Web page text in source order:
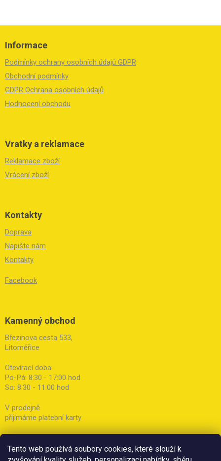
Tento web používá soubory cookies, které slouží k
Z
Informace
Podmínky ochrany osobních údajů GDPR
Obchodní podmínky
GDPR Ochrana osobních údajů
Hodnocení obchodu
Vratky a reklamace
Reklamace zboží
Vrácení zboží
Kontakty
Doprava
Napište nám
Kontakty
Facebook
Kamenný obchod
Březinova cesta 533,
Litoměřice
Otevírací doba:
Po-Pá: 8:30 - 17:00 hod
So: 8:30 - 11:00 hod
V prodejně
přijímáme platební karty